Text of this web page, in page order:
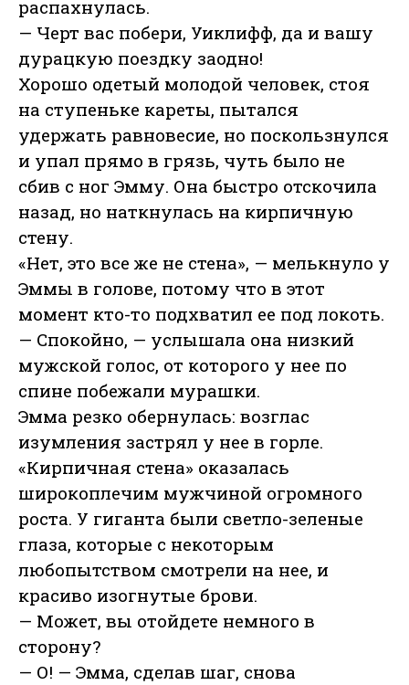
распахнулась.
— Черт вас побери, Уиклифф, да и вашу
дурацкую поездку заодно!
Хорошо одетый молодой человек, стоя
на ступеньке кареты, пытался
удержать равновесие, но поскользнулся
и упал прямо в грязь, чуть было не
сбив с ног Эмму. Она быстро отскочила
назад, но наткнулась на кирпичную
стену.
«Нет, это все же не стена», — мелькнуло у
Эммы в голове, потому что в этот
момент кто-то подхватил ее под локоть.
— Спокойно, — услышала она низкий
мужской голос, от которого у нее по
спине побежали мурашки.
Эмма резко обернулась: возглас
изумления застрял у нее в горле.
«Кирпичная стена» оказалась
широкоплечим мужчиной огромного
роста. У гиганта были светло-зеленые
глаза, которые с некоторым
любопытством смотрели на нее, и
красиво изогнутые брови.
— Может, вы отойдете немного в
сторону?
— О! — Эмма, сделав шаг, снова